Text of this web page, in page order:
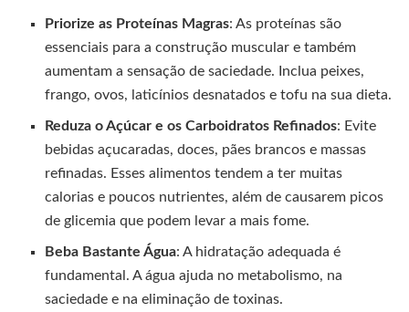
Priorize as Proteínas Magras: As proteínas são
essenciais para a construção muscular e também
aumentam a sensação de saciedade. Inclua peixes,
frango, ovos, laticínios desnatados e tofu na sua dieta.
Reduza o Açúcar e os Carboidratos Refinados: Evite
bebidas açucaradas, doces, pães brancos e massas
refinadas. Esses alimentos tendem a ter muitas
calorias e poucos nutrientes, além de causarem picos
de glicemia que podem levar a mais fome.
Beba Bastante Água: A hidratação adequada é
fundamental. A água ajuda no metabolismo, na
saciedade e na eliminação de toxinas.